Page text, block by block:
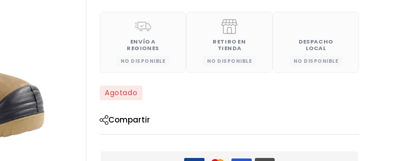
ENVÍO A
REGIONES
NO DISPONIBLE
RETIRO EN
TIENDA
NO DISPONIBLE
DESPACHO
LOCAL
NO DISPONIBLE
Agotado
Compartir